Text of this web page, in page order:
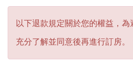
以下退款規定關於您的權益，
充分了解並同意後再進行訂房。